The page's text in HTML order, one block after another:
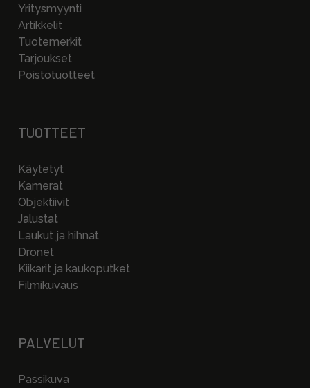
Yritysmyynti
Artikkelit
Tuotemerkit
Tarjoukset
Poistotuotteet
TUOTTEET
Käytetyt
Kamerat
Objektiivit
Jalustat
Laukut ja hihnat
Dronet
Kiikarit ja kaukoputket
Filmikuvaus
PALVELUT
Passikuva